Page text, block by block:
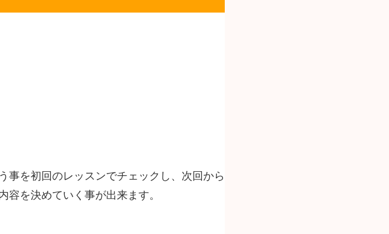
事を初回のレッスンでチェックし、次回から
を決めていく事が出来ます。